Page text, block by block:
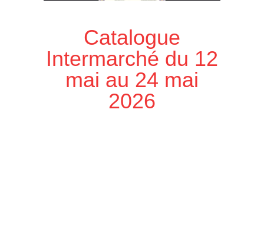
Catalogue
Intermarché du 12
mai au 24 mai
2026